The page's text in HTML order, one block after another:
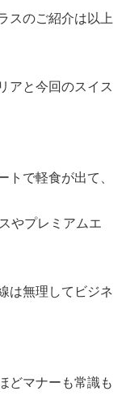
スのご紹介は以上
アと今回のスイス
トで軽食が出て、
やプレミアムエ
は無理してビジネ
どマナーも常識も